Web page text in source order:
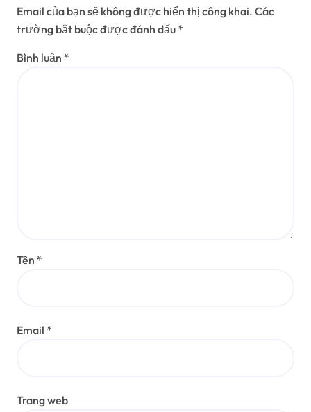
Email của bạn sẽ không được hiển thị công khai. Các
trường bắt buộc được đánh dấu *
Bình luận *
Tên *
Email *
Trang web